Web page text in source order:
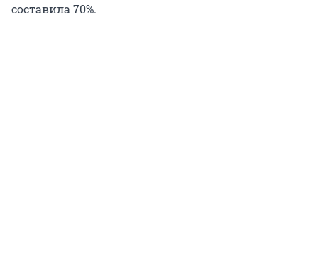
составила 70%.